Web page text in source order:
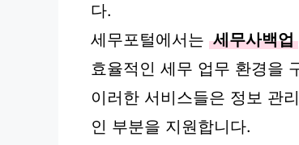
다.
세무포털에서는 세무사백업
효율적인 세무 업무 환경을
이러한 서비스들은 정보 관
인 부분을 지원합니다.